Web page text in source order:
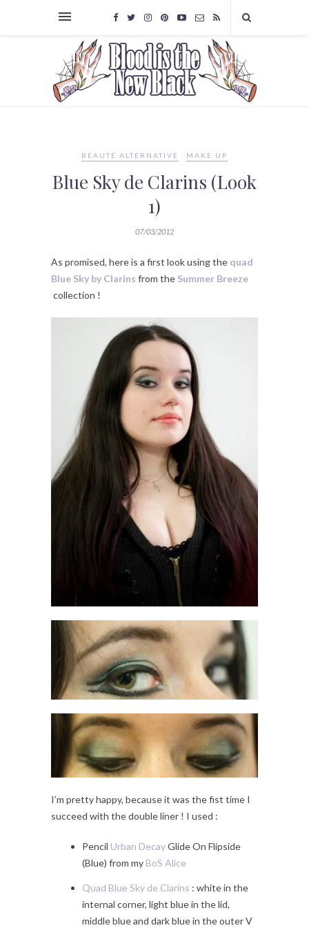
BEAUTÉ ALTERNATIVE MAKE UP
Blue Sky de Clarins (Look
1)
07/03/2012
As promised, here is a first look using the quad
Blue Sky by Clarins from the Summer Breeze
collection !
I’m pretty happy, because it was the fist time I
succeed with the double liner ! I used :
Pencil Urban DecayGlide On Flipside
(Blue) from my BoS Alice
Quad Blue Sky de Clarins : white in the
internal corner, light blue in the lid,
middle blue and dark blue in the outer V